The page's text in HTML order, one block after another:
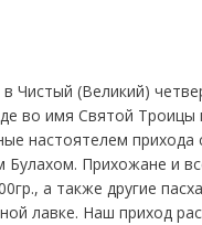
Чистый (Великий)
во имя Святой
настоятелем
Прихожане и
а также другие
лавке. Наш приход